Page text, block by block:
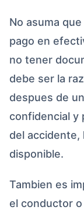
No asuma
pago en
no tener
debe ser la
despues de
confidencial y
del accidente,
disponible.
Tambien es
el conductor